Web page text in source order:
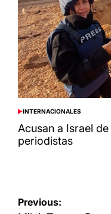
POSTED
IN
INTERNACIONALES
Acusan a Israel
periodistas
Navegación
Previous: